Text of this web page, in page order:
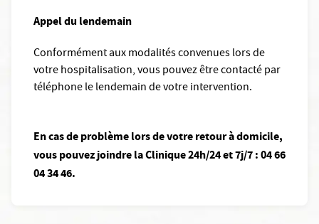
Appel du lendemain
Conformément aux modalités convenues lors de
votre hospitalisation, vous pouvez être contacté par
téléphone le lendemain de votre intervention.
En cas de problème lors de votre retour à domicile,
vous pouvez joindre la Clinique 24h/24 et 7j/7 : 04 66
04 34 46.